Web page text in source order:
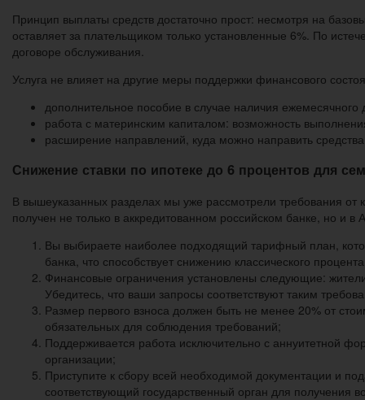
Принцип выплаты средств достаточно прост: несмотря на
оставляет за плательщиком только установленные 6%. По
договоре обслуживания.
Услуга не влияет на другие меры поддержки финансового
дополнительное пособие в случае наличия
работа с материнским капиталом: возможность
расширение направлений, куда можно направить
Снижение ставки по ипотеке до 6 процентов для
В вышеуказанных разделах мы уже рассмотрели требования
получен не только в аккредитованном российском банке, но и
Вы выбираете наиболее подходящий тарифный план,
банка, что способствует снижению классического
Финансовые ограничения установлены следующие:
Убедитесь, что ваши запросы соответствуют таким
Размер первого взноса должен быть не менее 20% от
обязательных для соблюдения требований;
Поддерживается работа исключительно с аннуитетной
организации;
Приступите к сбору всей необходимой документации и
соответствующий государственный орган для получения